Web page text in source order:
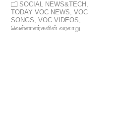
SOCIAL NEWS&TECH ,
TODAY VOC NEWS,VOC
SONGS,VOC VIDEOS,
வெள்ளாளர்களின் வரலாறு